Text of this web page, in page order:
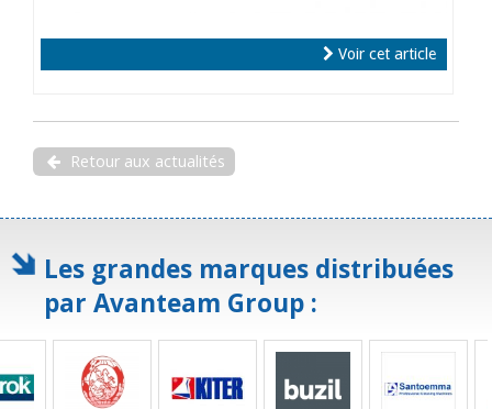
Voir cet article
Retour aux actualités
Les grandes marques distribuées
par Avanteam Group :